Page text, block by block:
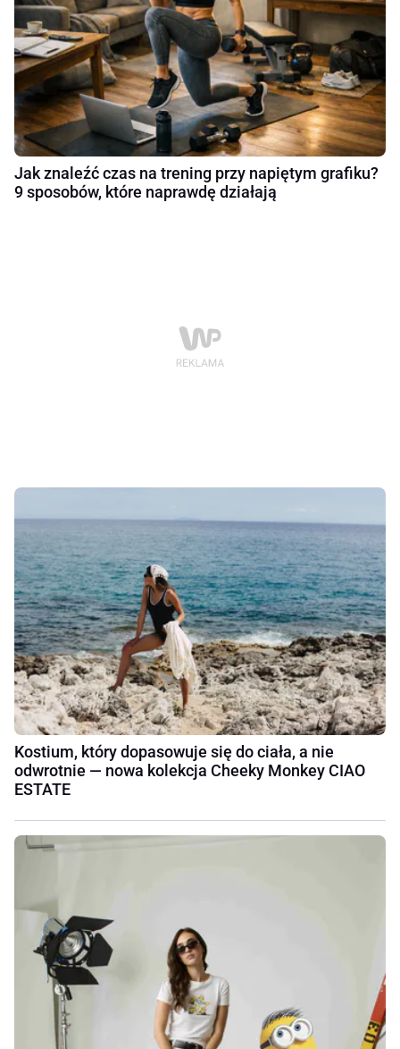
Jak znaleźć czas na trening przy napiętym grafiku?
9 sposobów, które naprawdę działają
Kostium, który dopasowuje się do ciała, a nie
odwrotnie — nowa kolekcja Cheeky Monkey CIAO
ESTATE